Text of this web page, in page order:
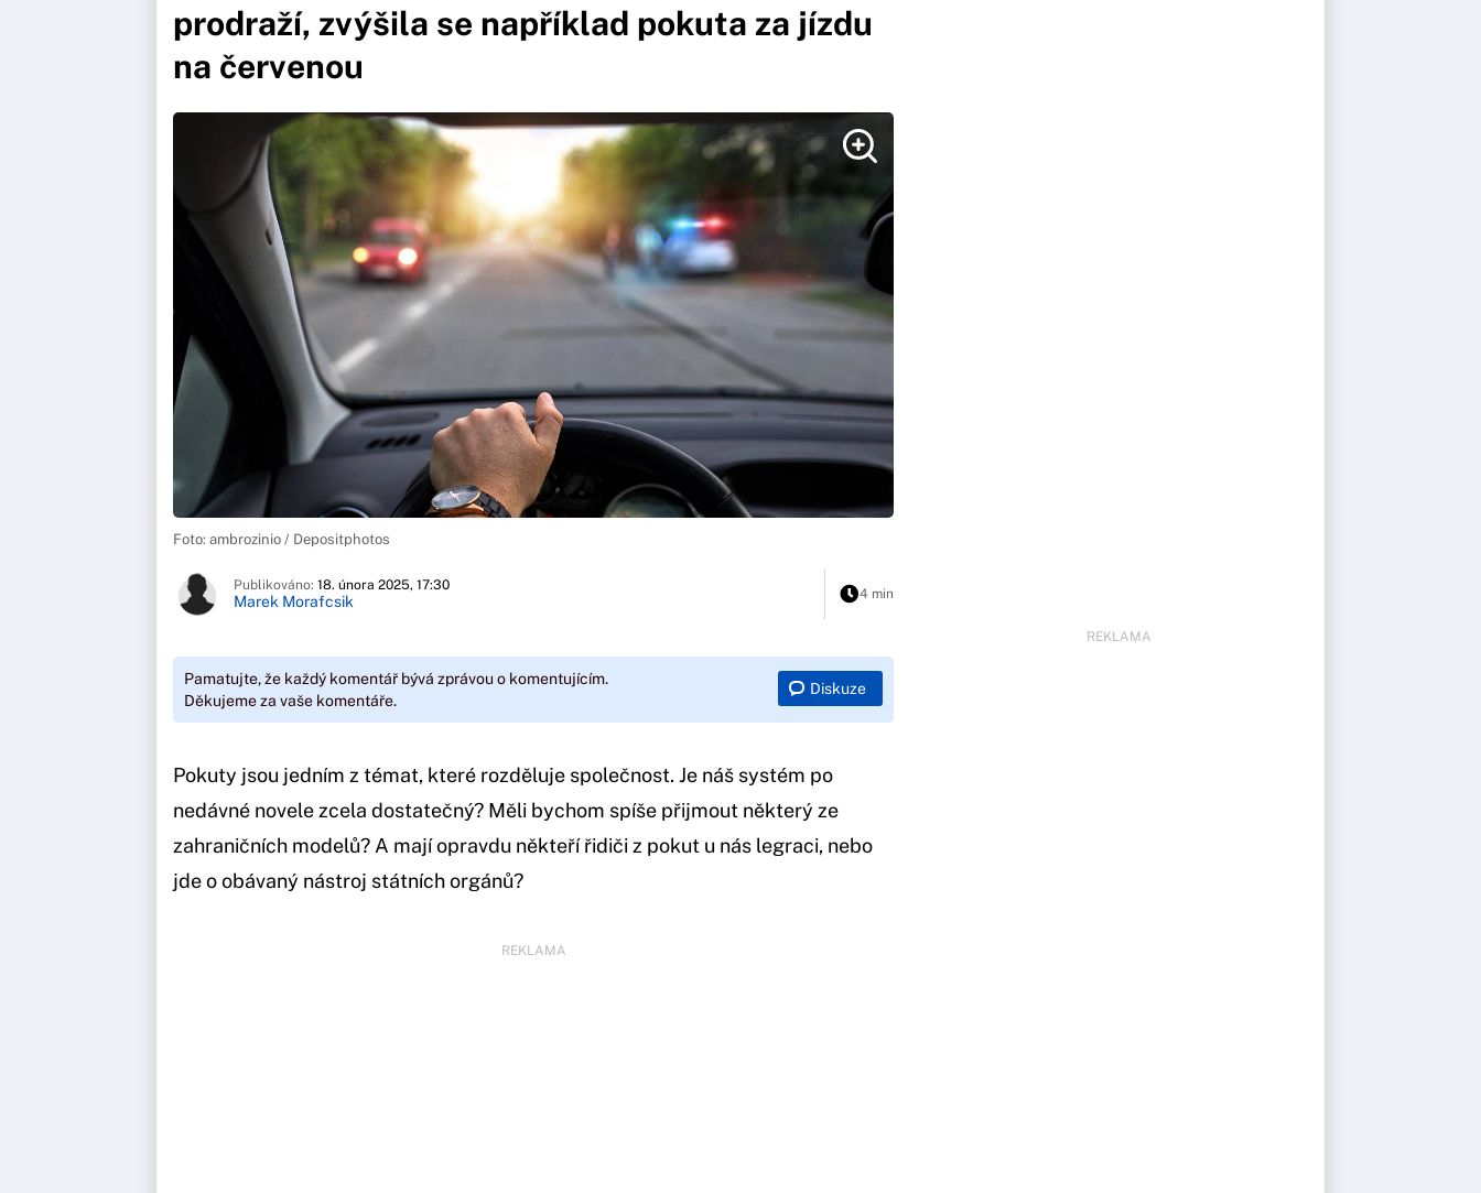
prodraží, zvýšila se například pokuta za jízdu
na červenou
Foto: ambrozinio / Depositphotos
Publikováno: 18. února 2025, 17:30
Marek Morafcsik 4 min
Pamatujte, že každý komentář bývá zprávou o komentujícím.
Děkujeme za vaše komentáře.
Diskuze
Pokuty jsou jedním z témat, které rozděluje společnost. Je náš systém po
nedávné novele zcela dostatečný? Měli bychom spíše přijmout některý ze
zahraničních modelů? A mají opravdu někteří řidiči z pokut u nás legraci, nebo
jde o obávaný nástroj státních orgánů?
REKLAMA
REKLAMA